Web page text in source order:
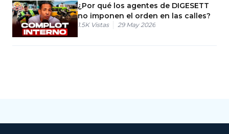
¿Por qué los agentes de DIGESETT
no imponen el orden en las calles?
1.5K Vistas 29 May 2026